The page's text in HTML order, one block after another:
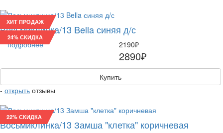
ХИТ ПРОДАЖ
24% СКИДКА
Восьмиклинка/13 Bella синяя д/с
подробнее 2190₽
2890₽
Купить
- открыть отзывы
22% СКИДКА
Восьмиклинка/13 Замша "клетка" коричневая